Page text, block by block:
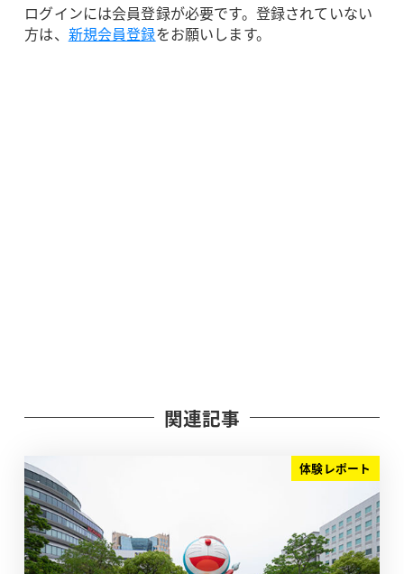
ログインには会員登録が必要です。登録されていない
方は、 新規会員登録をお願いします。
関連記事
体験レポート